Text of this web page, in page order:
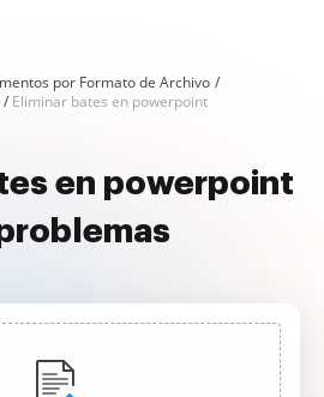
por Formato de Archivo
Eliminar bates en powerpoint
en powerpoint